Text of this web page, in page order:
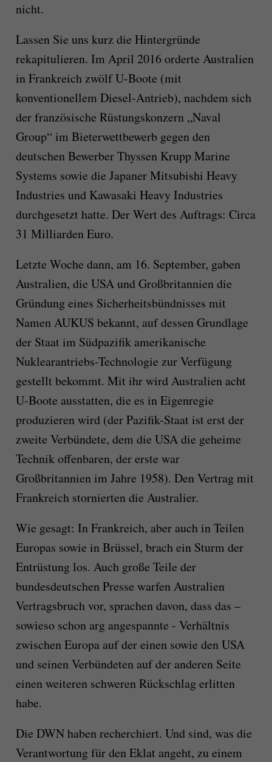
nicht.
Lassen Sie uns kurz die Hintergründe
rekapitulieren. Im April 2016 orderte Australien
in Frankreich zwölf U-Boote (mit
konventionellem Diesel-Antrieb), nachdem sich
der französische Rüstungskonzern „Naval
Group“ im Bieterwettbewerb gegen den
deutschen Bewerber Thyssen Krupp Marine
Systems sowie die Japaner Mitsubishi Heavy
Industries und Kawasaki Heavy Industries
durchgesetzt hatte. Der Wert des Auftrags: Circa
31 Milliarden Euro.
Letzte Woche dann, am 16. September, gaben
Australien, die USA und Großbritannien die
Gründung eines Sicherheitsbündnisses mit
Namen AUKUS bekannt, auf dessen Grundlage
der Staat im Südpazifik amerikanische
Nuklearantriebs-Technologie zur Verfügung
gestellt bekommt. Mit ihr wird Australien acht
U-Boote ausstatten, die es in Eigenregie
produzieren wird (der Pazifik-Staat ist erst der
zweite Verbündete, dem die USA die geheime
Technik offenbaren, der erste war
Großbritannien im Jahre 1958). Den Vertrag mit
Frankreich stornierten die Australier.
Wie gesagt: In Frankreich, aber auch in Teilen
Europas sowie in Brüssel, brach ein Sturm der
Entrüstung los. Auch große Teile der
bundesdeutschen Presse warfen Australien
Vertragsbruch vor, sprachen davon, dass das –
sowieso schon arg angespannte - Verhältnis
zwischen Europa auf der einen sowie den USA
und seinen Verbündeten auf der anderen Seite
einen weiteren schweren Rückschlag erlitten
habe.
Die DWN haben recherchiert. Und sind, was die
Verantwortung für den Eklat angeht, zu einem